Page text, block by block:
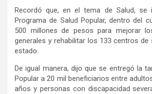
Recordó que, en el tema de Salud, se
Programa de Salud Popular, dentro del
500 millones de pesos para mejorar
generales y rehabilitar los 133 centros de
estado.
De igual manera, dijo que se entregó la
Popular a 20 mil beneficiarios entre
años y personas con discapacidad